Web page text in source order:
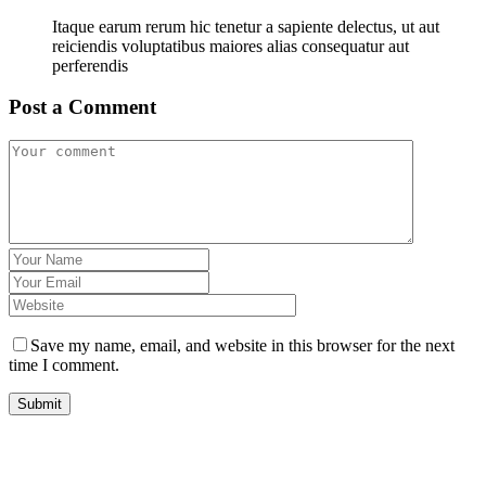
Itaque earum rerum hic tenetur a sapiente delectus, ut aut
reiciendis voluptatibus maiores alias consequatur aut
perferendis
Post a Comment
Save my name, email, and website in this browser for the next
time I comment.
Submit